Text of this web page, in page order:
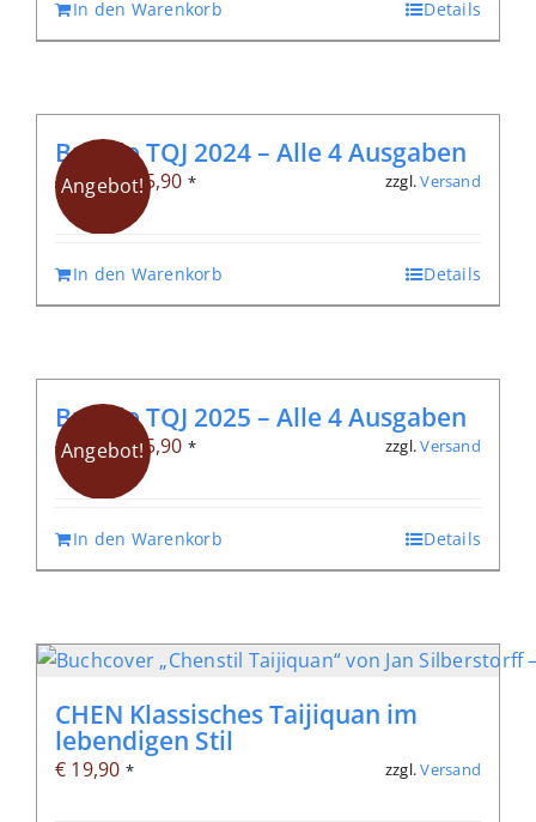
In den Warenkorb Details
Angebot!
Bundle TQJ 2024 – Alle 4 Ausgaben
€51,20 Ursprünglicher
Preis
€ 51,20
€45,90Aktueller
€ 45,90.
* zzgl.Versand
In den Warenkorb Details
Angebot!
Bundle TQJ 2025 – Alle 4 Ausgaben
€51,20 Ursprünglicher
Preis
€ 51,20
€45,90Aktueller
€ 45,90.
* zzgl.Versand
In den Warenkorb Details
CHEN Klassisches Taijiquan im
lebendigen Stil
€ 19,90 * zzgl.Versand